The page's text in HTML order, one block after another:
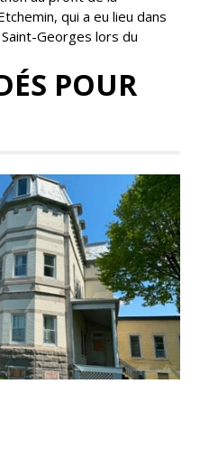
qui a eu lieu dans
Georges lors du
POUR